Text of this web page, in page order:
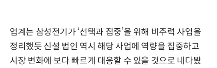
업계는 삼성전기가 ‘선택과 집중’을 위해 비주력 사업을
정리했듯 신설 법인 역시 해당 사업에 역량을 집중하고
시장 변화에 보다 빠르게 대응할 수 있을 것으로 내다봤